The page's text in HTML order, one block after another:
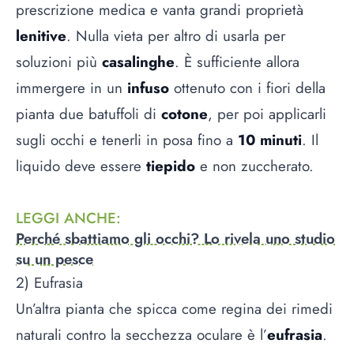
prescrizione medica e vanta grandi proprietà
lenitive. Nulla vieta per altro di usarla per
soluzioni più casalinghe. È sufficiente allora
immergere in un infuso ottenuto con i fiori della
pianta due batuffoli di cotone, per poi applicarli
sugli occhi e tenerli in posa fino a 10 minuti. Il
liquido deve essere tiepido e non zuccherato.
LEGGI ANCHE:
Perché sbattiamo gli occhi? Lo rivela uno studio
su un pesce
2) Eufrasia
Un’altra pianta che spicca come regina dei rimedi
naturali contro la secchezza oculare è l’eufrasia.